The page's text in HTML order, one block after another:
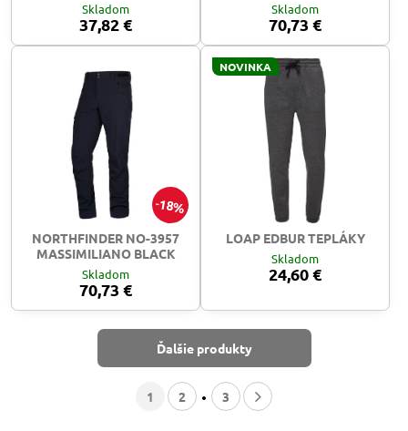
Skladom
37,82 €
Skladom
70,73 €
18%
NORTHFINDER NO-3957
MASSIMILIANO BLACK
Skladom
70,73 €
NOVINKA
LOAP EDBUR TEPLÁKY
Skladom
24,60 €
Ďalšie produkty
1 2 3